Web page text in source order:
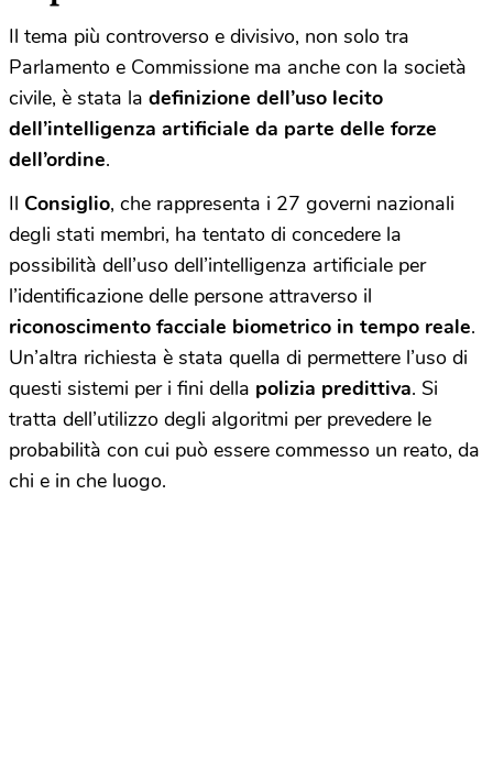
Il tema più controverso e divisivo, non solo tra
Parlamento e Commissione ma anche con la società
civile, è stata la definizione dell’uso lecito
dell’intelligenza artificiale da parte delle forze
dell’ordine.
Il Consiglio, che rappresenta i 27 governi nazionali
degli stati membri, ha tentato di concedere la
possibilità dell’uso dell’intelligenza artificiale per
l’identificazione delle persone attraverso il
riconoscimento facciale biometrico in tempo reale.
Un’altra richiesta è stata quella di permettere l’uso di
questi sistemi per i fini della polizia predittiva. Si
tratta dell’utilizzo degli algoritmi per prevedere le
probabilità con cui può essere commesso un reato, da
chi e in che luogo.